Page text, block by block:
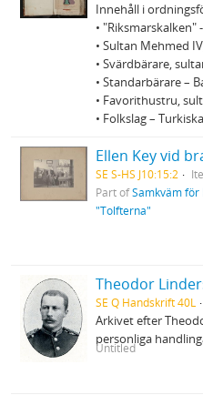
Innehåll i
• "Riksmarskalken"
• Sultan Mehmed
• Svärdbärare,
• Standarbärare –
• Favorithustru,
• Folkslag –
Ellen Key vid
SE S-HS J10:15:2
Part ofSamkväm för
"Tolfterna"
Theodor
SE Q Handskrift 40L
Arkivet efter
personliga
Untitled